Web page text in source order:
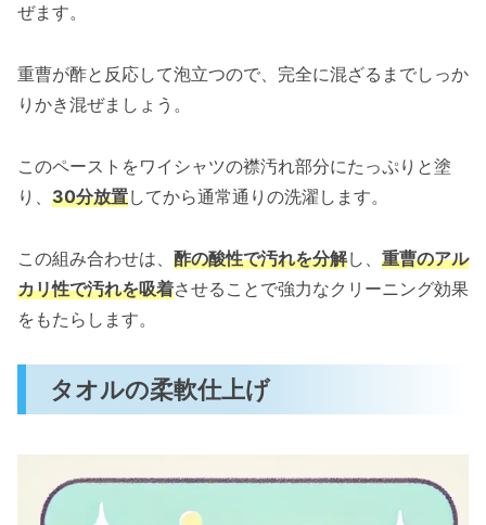
ぜます。
重曹が酢と反応して泡立つので、完全に混ざるまでしっか
りかき混ぜましょう。
このペーストをワイシャツの襟汚れ部分にたっぷりと塗
り、 30分放置してから通常通りの洗濯します。
この組み合わせは、 酢の酸性で汚れを分解し、 重曹のアル
カリ性で汚れを吸着させることで強力なクリーニング効果
をもたらします。
タオルの柔軟仕上げ